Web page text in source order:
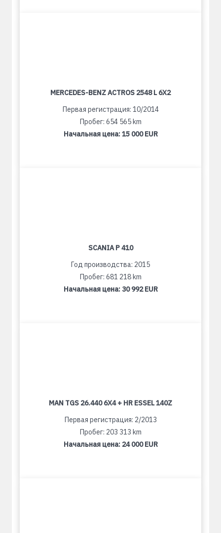
MERCEDES-BENZ ACTROS 2548 L 6X2
Первая регистрация: 10/2014
Пробег: 654 565 km
Начальная цена:15 000 EUR
SCANIA P 410
Год производства: 2015
Пробег: 681 218 km
Начальная цена: 30 992 EUR
MAN TGS 26.440 6X4 + HR ESSEL 140Z
Первая регистрация: 2/2013
Пробег: 203 313 km
Начальная цена: 24 000 EUR